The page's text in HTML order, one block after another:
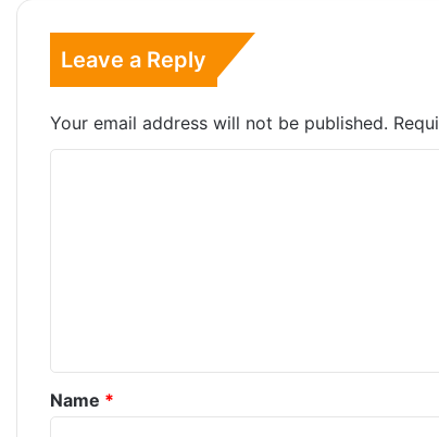
Leave a Reply
Your email address will not be published.
*
Name *